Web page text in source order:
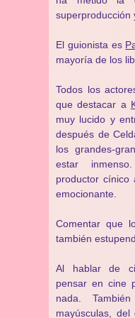
superproducción
El guionista es
mayoría de los
Todos los
que destacar a
muy lucido y
después de
los grandes-
estar
productor cínico
emocionante.
Comentar que
también
Al hablar de
pensar en cine
nada.
mayúsculas,